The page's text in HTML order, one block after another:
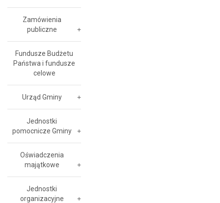
Zamówienia
publiczne
Fundusze Budżetu
Państwa i fundusze
celowe
Urząd Gminy
Jednostki
pomocnicze Gminy
Oświadczenia
majątkowe
Jednostki
organizacyjne